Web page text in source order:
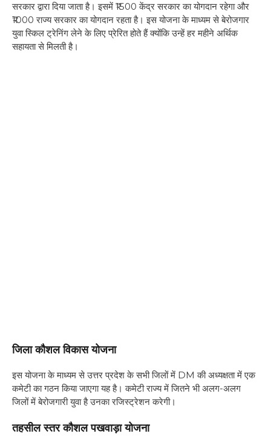
सरकार द्वारा दिया जाता है। इसमें ₹1500 केंद्र सरकार का योगदान रहेगा और
₹1000 राज्य सरकार का योगदान रहता है। इस योजना के माध्यम से बेरोजगार
युवा स्किल ट्रेनिंग लेने के लिए प्रेरित होते हैं क्योंकि उन्हें हर महीने अर्थिक
सहायता से मिलती है।
जिला कौशल विकास योजना
इस योजना के माध्यम से उत्तर प्रदेश के सभी जिलों में DM की अध्यक्षता में एक
कमेटी का गठन किया जाएगा यह है। कमेटी राज्य में जितने भी अलग-अलग
जिलों में बेरोजगारी युवा है उनका रजिस्ट्रेशन करेगी।
तहसील स्तर कौशल पखवाड़ा योजना